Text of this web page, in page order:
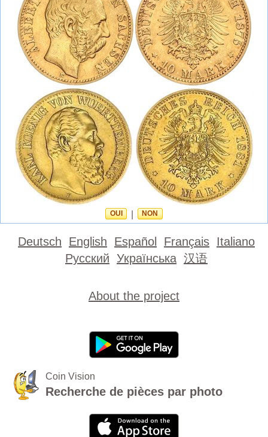
OUI NON
Deutsch English Español Français Italiano
Русский Українська 汉语
About the project
Coin Vision
Recherche de pièces par photo